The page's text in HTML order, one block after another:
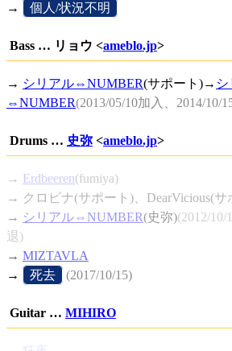
→
個人/状況不明
Bass … リョウ <ameblo.jp>
→ シリアル⇔NUMBER(サポート)→
⇔NUMBER(2013/05/10加入、2014/10/
Drums … 史弥 <ameblo.jp>
→ Erdbeeren(fumiya)
→ クロビナ(サポート)、DearVicious(サ
→ シリアル⇔NUMBER(史弥)(2012/10/
退)
→ MIZTAVLA
→
死去 (2017/10/15)
Guitar … MIHIRO